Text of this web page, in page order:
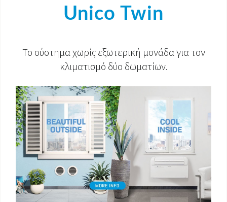
ΟΛΟΚΛΗΡΩΜΈΝΑ ΣΥΣΤΉΜΑΤΑ
ΈΓΓΡΑΦΑ ΠΡΟΪΌΝΤΩΝ
Unico Twin
Το σύστημα χωρίς εξωτερική μονάδα για τον
κλιματισμό δύο δωματίων.